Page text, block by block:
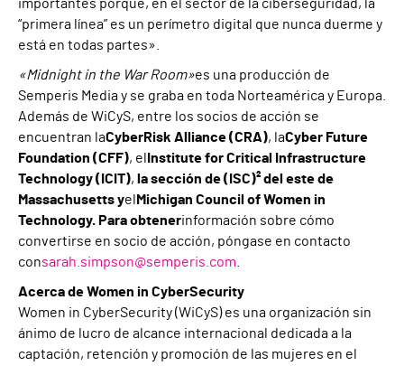
importantes porque, en el sector de la ciberseguridad, la
“primera línea” es un perímetro digital que nunca duerme y
está en todas partes».
«Midnight in the War Room»es una producción de
Semperis Media y se graba en toda Norteamérica y Europa.
Además de WiCyS, entre los socios de acción se
encuentran laCyberRisk Alliance (CRA), laCyber Future
Foundation (CFF), el Institute for Critical Infrastructure
Technology (ICIT), la sección de (ISC)² del este de
Massachusetts yel Michigan Council of Women in
Technology. Para obtenerinformación sobre cómo
convertirse en socio de acción, póngase en contacto
consarah.simpson@semperis.com
Acerca de Women in CyberSecurity
Women in CyberSecurity (WiCyS) es una organización sin
ánimo de lucro de alcance internacional dedicada a la
captación, retención y promoción de las mujeres en el